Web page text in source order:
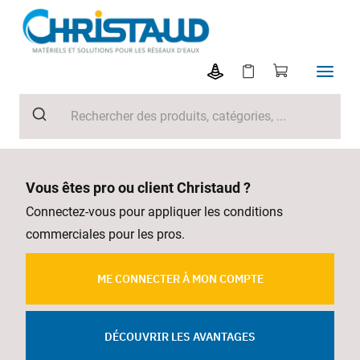
Vous êtes pro ou client Christaud ?
Connectez-vous pour appliquer les conditions
commerciales pour les pros.
ME CONNECTER À MON COMPTE
DÉCOUVRIR LES AVANTAGES